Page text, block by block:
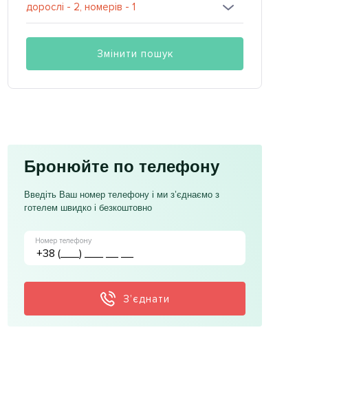
Змінити пошук
Бронюйте по телефону
Введіть Ваш номер телефону і ми з’єднаємо з
готелем швидко і безкоштовно
Номер телефону
З’єднати